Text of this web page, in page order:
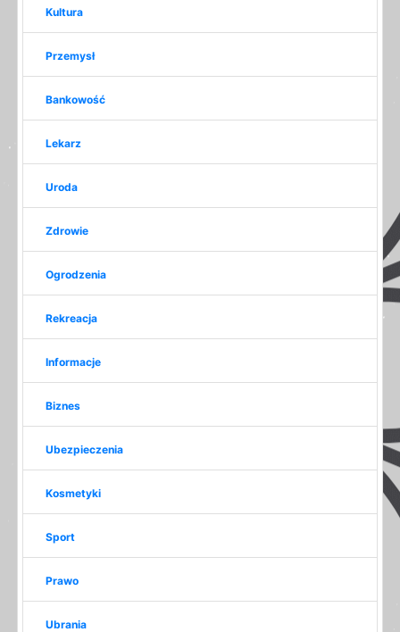
Kultura
Przemysł
Bankowość
Lekarz
Uroda
Zdrowie
Ogrodzenia
Rekreacja
Informacje
Biznes
Ubezpieczenia
Kosmetyki
Sport
Prawo
Ubrania